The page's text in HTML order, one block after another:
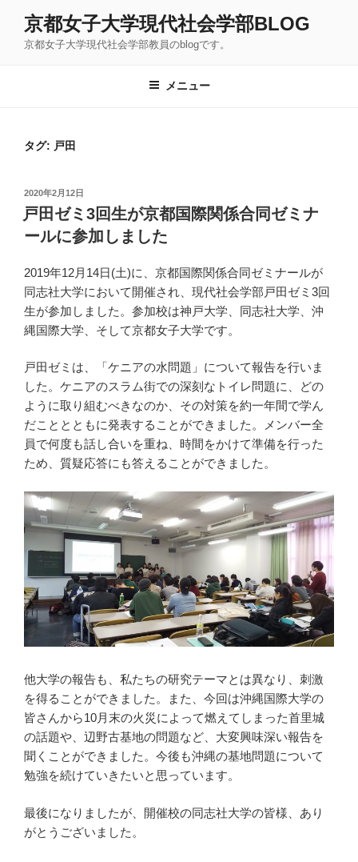
京都女子大学現代社会学部BLOG
京都女子大学現代社会学部教員のblogです。
メニュー
タグ: 戸田
投
稿
日:
2020年2月12日
戸田ゼミ3回生が京都国際関係合同ゼミナ
ールに参加しました
2019年12月14日(土)に、京都国際関係合同ゼミナールが
同志社大学において開催され、現代社会学部戸田ゼミ3回
生が参加しました。参加校は神戸大学、同志社大学、沖
縄国際大学、そして京都女子大学です。
戸田ゼミは、「ケニアの水問題」について報告を行いま
した。ケニアのスラム街での深刻なトイレ問題に、どの
ように取り組むべきなのか、その対策を約一年間で学ん
だこととともに発表することができました。メンバー全
員で何度も話し合いを重ね、時間をかけて準備を行った
ため、質疑応答にも答えることができました。
他大学の報告も、私たちの研究テーマとは異なり、刺激
を得ることができました。また、今回は沖縄国際大学の
皆さんから10月末の火災によって燃えてしまった首里城
の話題や、辺野古基地の問題など、大変興味深い報告を
聞くことができました。今後も沖縄の基地問題について
勉強を続けていきたいと思っています。
最後になりましたが、開催校の同志社大学の皆様、あり
がとうございました。